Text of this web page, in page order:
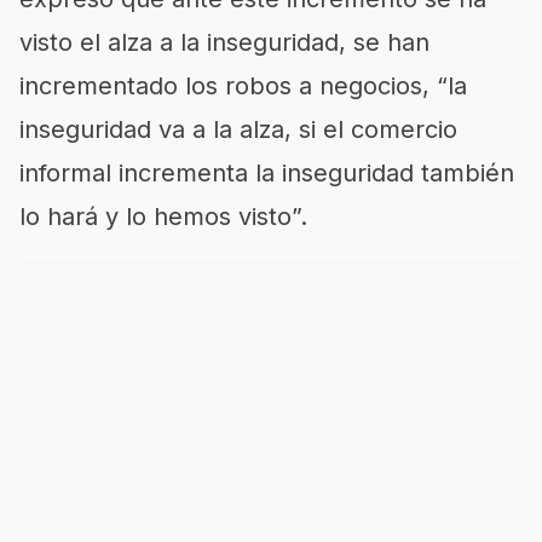
visto el alza a la inseguridad, se han
incrementado los robos a negocios, “la
inseguridad va a la alza, si el comercio
informal incrementa la inseguridad también
lo hará y lo hemos visto”.